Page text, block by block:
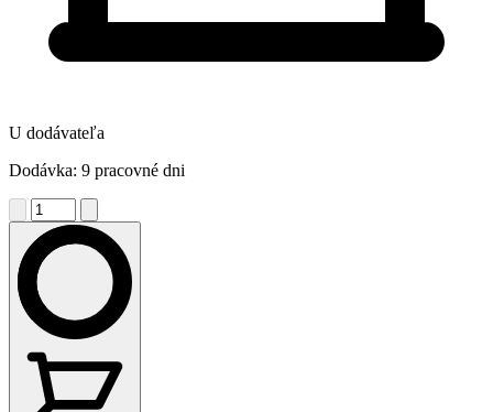
U dodávateľa
Dodávka: 9 pracovné dni